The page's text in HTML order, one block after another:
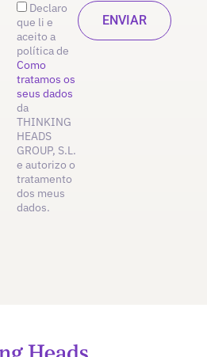
Declaro
que li e
aceito a
política de
Como
tratamos os
seus dados
da
THINKING
HEADS
GROUP, S.L.
e autorizo o
tratamento
dos meus
dados.